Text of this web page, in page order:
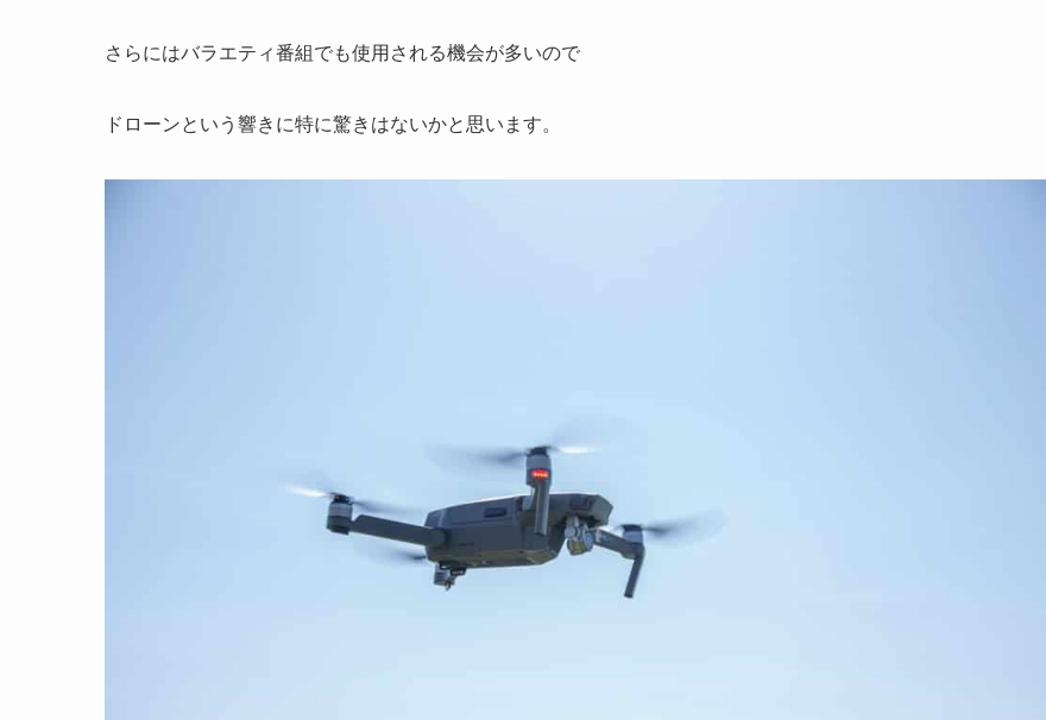
さらにはバラエティ番組でも使用される機会が多いので
ドローンという響きに特に驚きはないかと思います。